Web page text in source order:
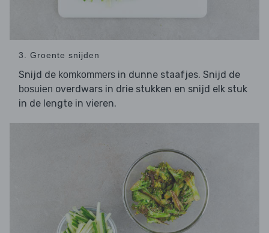
3. Groente snijden
Snijd de komkommers in dunne staafjes. Snijd de
bosuien overdwars in drie stukken en snijd elk stuk
in de lengte in vieren.